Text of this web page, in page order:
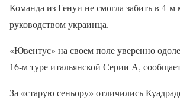
Команда из Генуи не смогла забить в 4-м
руководством украинца.
«Ювентус» на своем поле уверенно
16-м туре итальянской Серии А,
За «старую сеньору» отличились